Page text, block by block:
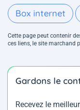
Box internet
Cette page peut contenir
ces liens, le site marchand
Gardons le
Recevez le